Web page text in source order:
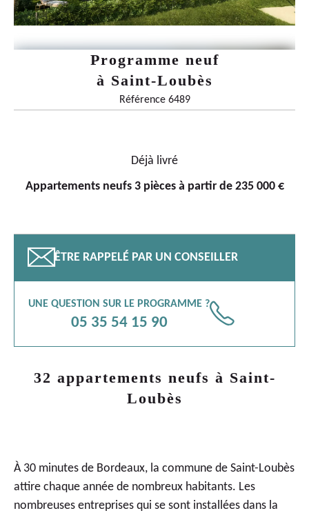
Programme neuf
à Saint-Loubès
Référence 6489
Déjà livré
Appartements neufs 3 pièces à partir de 235 000 €
📧 ÊTRE RAPPELÉ PAR UN CONSEILLER
UNE QUESTION SUR LE PROGRAMME ?
05 35 54 15 90 📞
32 appartements neufs à Saint-
Loubès
À 30 minutes de Bordeaux, la commune de Saint-Loubès
attire chaque année de nombreux habitants. Les
nombreuses entreprises qui se sont installées dans la